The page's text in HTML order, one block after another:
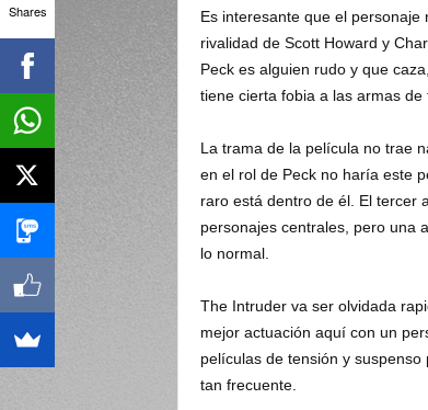
Es interesante que el
rivalidad de Scott Howard y
Peck es alguien rudo y que
tiene cierta fobia a las armas
La trama de la película no trae
en el rol de Peck no haría este
raro está dentro de él. El tercer
personajes centrales, pero una
lo normal.
The Intruder va ser olvidada
mejor actuación aquí con un
películas de tensión y
tan frecuente.
Shares